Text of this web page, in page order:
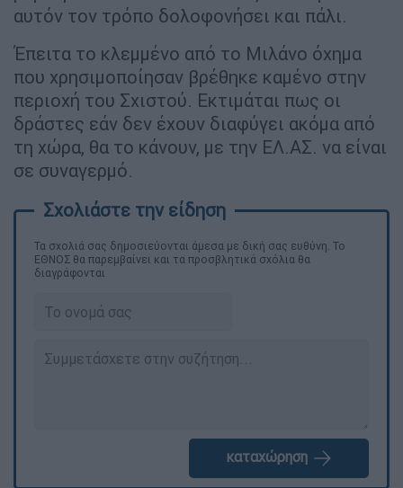
αυτόν τον τρόπο δολοφονήσει και πάλι.
Έπειτα το κλεμμένο από το Μιλάνο όχημα
που χρησιμοποίησαν βρέθηκε καμένο στην
περιοχή του Σχιστού. Εκτιμάται πως οι
δράστες εάν δεν έχουν διαφύγει ακόμα από
τη χώρα, θα το κάνουν, με την ΕΛ.ΑΣ. να είναι
σε συναγερμό.
Τα σχολιά σας δημοσιεύονται άμεσα με δική σας ευθύνη. Το
ΕΘΝΟΣ θα παρεμβαίνει και τα προσβλητικά σχόλια θα
διαγράφονται
καταχώρηση